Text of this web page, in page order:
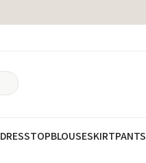
DRESSTOPBLOUSESKIRTPANTS